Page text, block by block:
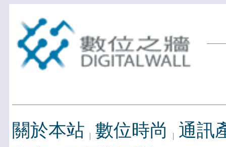
關於本站 數位時尚
通訊